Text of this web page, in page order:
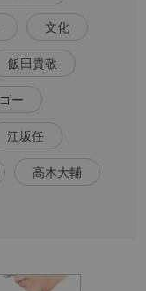
文化
飯田貴敬
ー
江坂任
高木大輔